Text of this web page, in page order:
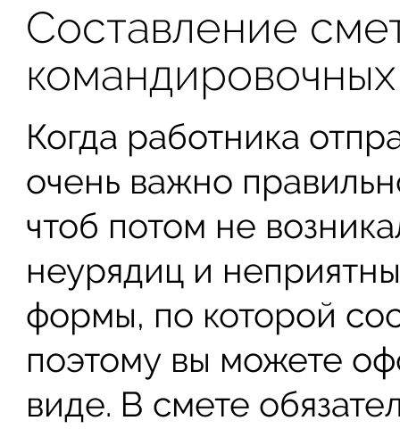
Составление
командировочных
Когда работника
очень важно
чтоб потом не
неурядиц и
формы, по которой
поэтому вы можете
виде. В смете